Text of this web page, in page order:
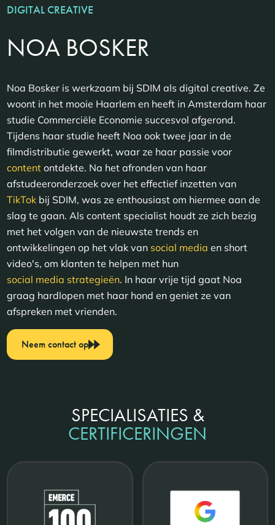
DIGITAL CREATIVE
NOA BOSKER
Noa Bosker is werkzaam bij SDIM als digital creative. Ze
woont in het mooie Haarlem en heeft in Amsterdam haar
studie Commerciële Economie succesvol afgerond.
Tijdens haar studie heeft Noa ook twee jaar in de
filmdistributie gewerkt, waar ze haar passie voor
content ontdekte. Na het afronden van haar
afstudeeronderzoek over het effectief inzetten van
TikTok bij SDIM, was ze enthousiast om hiermee aan de
slag te gaan. Als content specialist houdt ze zich bezig
met het volgen van de nieuwste trends en
ontwikkelingen op het vlak van social media en short
video's, om klanten te helpen met hun
social media strategieën. In haar vrije tijd gaat Noa
graag hardlopen met haar hond en geniet ze van
afspreken met vrienden.
Neem contact op
SPECIALISATIES &
CERTIFICERINGEN